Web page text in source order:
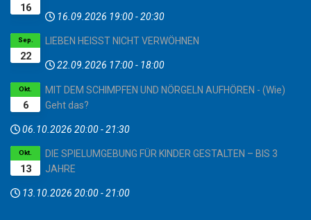
16
16.09.2026 19:00-20:30
22
Sep. LIEBEN HEISST NICHT VERWÖHNEN
22.09.2026 17:00- 18:00
6
Okt.
MIT DEM SCHIMPFEN UND NÖRGELN AUFHÖREN - (Wie)
Geht das?
06.10.2026 20:00-21:30
13
Okt.
DIE SPIELUMGEBUNG FÜR KINDER GESTALTEN – BIS 3
JAHRE
13.10.2026 20:00-21:00